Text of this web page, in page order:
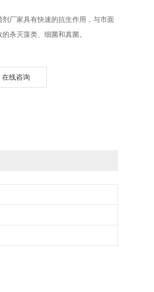
厂家具有快速的抗生作用，与市面
杀灭藻类、细菌和真菌。
在线咨询